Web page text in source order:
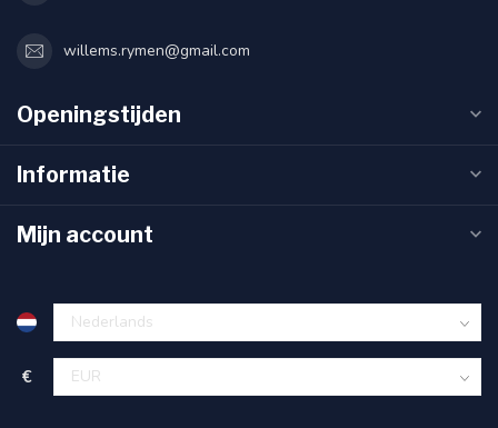
willems.rymen@gmail.com
Openingstijden
Informatie
Mijn account
€